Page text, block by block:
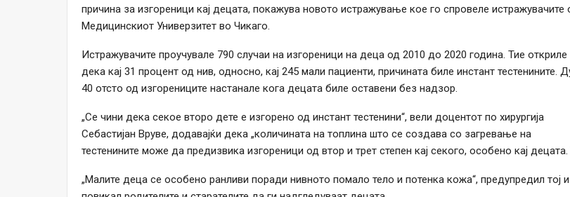
причина за изгореници кај децата, покажува новото истражување кое го спровеле истражувачите
Медицинскиот Универзитет во Чикаго.
Истражувачите проучувале 790 случаи на изгореници на деца од 2010 до 2020 година. Тие откриле
дека кај 31 процент од нив, односно, кај 245 мали пациенти, причината биле инстант тестенините.
40 отсто од изгорениците настанале кога децата биле оставени без надзор.
„Се чини дека секое второ дете е изгорено од инстант тестенини“, вели доцентот по хирургија
Себастијан Вруве, додавајќи дека „количината на топлина што се создава со загревање на
тестенините може да предизвика изгореници од втор и трет степен кај секого, особено кај децата.
„Малите деца се особено ранливи поради нивното помало тело и потенка кожа“, предупредил тој и